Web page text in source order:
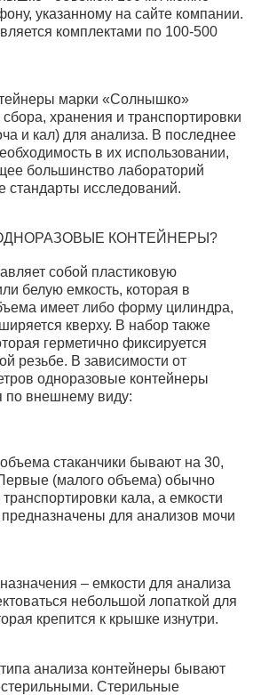
указанному на сайте компании.
комплектами по 100-500
марки «Солнышко»
хранения и транспортировки
и кал) для анализа. В последнее
в их использовании,
большинство лабораторий
стандарты исследований.
КОНТЕЙНЕРЫ?
собой пластиковую
белую емкость, которая в
имеет либо форму цилиндра,
кверху. В набор также
герметично фиксируется
резьбе. В зависимости от
одноразовые контейнеры
по внешнему виду:
стаканчики бывают на 30,
(малого объема) обычно
кала, а емкости
для анализов мочи
– емкости для анализа
небольшой лопаткой для
крепится к крышке изнутри.
анализа контейнеры бывают
Стерильные